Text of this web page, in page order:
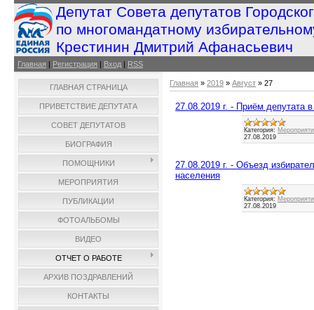
Депутат Совета депутатов
по многомандатному
Крестинин Дмитрий Афанасьевич
Главная | Регистрация | Вход | RSS
ГЛАВНАЯ СТРАНИЦА
ПРИВЕТСТВИЕ ДЕПУТАТА
СОВЕТ ДЕПУТАТОВ
БИОГРАФИЯ
ПОМОЩНИКИ
МЕРОПРИЯТИЯ
ПУБЛИКАЦИИ
ФОТОАЛЬБОМЫ
ВИДЕО
ОТЧЕТ О РАБОТЕ
АРХИВ ПОЗДРАВЛЕНИЙ
КОНТАКТЫ
Главная » 2019 » Август » 27
27.08.2019 г. - Приём депутата
Категория:
27.08.2019
27.08.2019 г. - Объезд
населения
Категория:
27.08.2019